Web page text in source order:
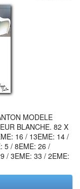
MODELE
BLANCHE. 82 X
16 / 13EME: 14 /
5 / 8EME: 26 /
/ 3EME: 33 / 2EME: